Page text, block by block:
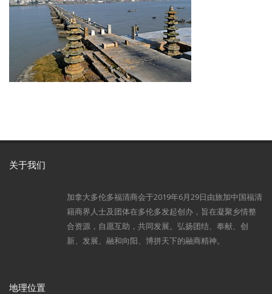
关于我们
加拿大多伦多福清商会于2019年6月29日由旅加中国福清
籍商界人士及团体在多伦多发起创办，旨在凝聚乡情整
合资源，自愿互助，共同发展。弘扬团结、奉献、创
新、发展、融和向阳、博拼天下的融商精神。
地理位置